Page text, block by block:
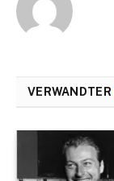
VERWANDTER